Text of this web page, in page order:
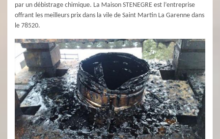
par un débistrage chimique. La Maison STENEGRE est l’entreprise
offrant les meilleurs prix dans la vile de Saint Martin La Garenne dans
le 78520.